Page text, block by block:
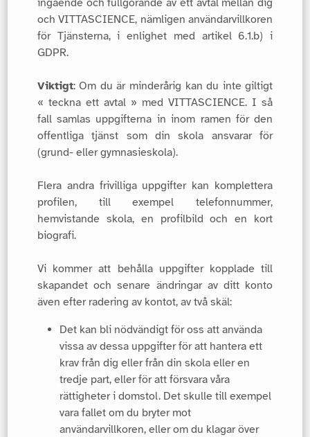
och VITTASCIENCE, nämligen användarvillkoren
för Tjänsterna, i enlighet med artikel 6.1.b) i
GDPR.
Viktigt: Om du är minderårig kan du inte giltigt
« teckna ett avtal » med VITTASCIENCE. I så
fall samlas uppgifterna in inom ramen för den
offentliga tjänst som din skola ansvarar för
(grund- eller gymnasieskola).
Flera andra frivilliga uppgifter kan komplettera
profilen, till exempel telefonnummer,
hemvistande skola, en profilbild och en kort
biografi.
Vi kommer att behålla uppgifter kopplade till
skapandet och senare ändringar av ditt konto
även efter radering av kontot, av två skäl:
Det kan bli nödvändigt för oss att använda
vissa av dessa uppgifter för att hantera ett
krav från dig eller från din skola eller en
tredje part, eller för att försvara våra
rättigheter i domstol. Det skulle till exempel
vara fallet om du bryter mot
användarvillkoren, eller om du klagar över